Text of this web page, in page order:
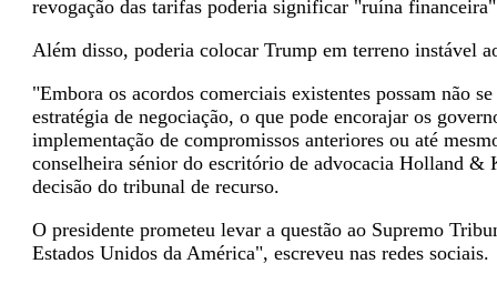
revogação das tarifas poderia significar "ruína
Além disso, poderia colocar Trump em terreno instável
"Embora os acordos comerciais existentes possam não
estratégia de negociação, o que pode encorajar os
implementação de compromissos anteriores ou até
conselheira sénior do escritório de advocacia Holland &
decisão do tribunal de recurso.
O presidente prometeu levar a questão ao Supremo
Estados Unidos da América", escreveu nas redes sociais.